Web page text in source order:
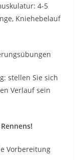
4-5
Kniehebelauf
stellen Sie sich
Verlauf sein
Vorbereitung